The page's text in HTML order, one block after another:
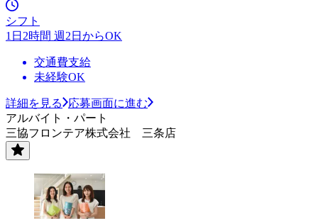
シフト
1日2時間 週2日からOK
交通費支給
未経験OK
詳細を見る
応募画面に進む
アルバイト・パート
三協フロンテア株式会社 三条店